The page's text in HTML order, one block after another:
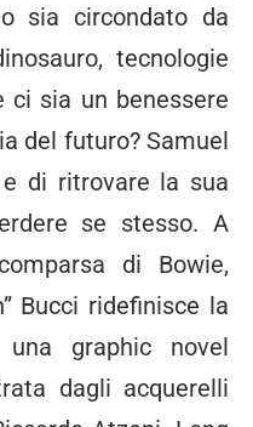
sia circondato da
tecnologie
ci sia un benessere
del futuro? Samuel
di ritrovare la sua
se stesso. A
di Bowie,
Bucci ridefinisce la
graphic novel
dagli acquerelli